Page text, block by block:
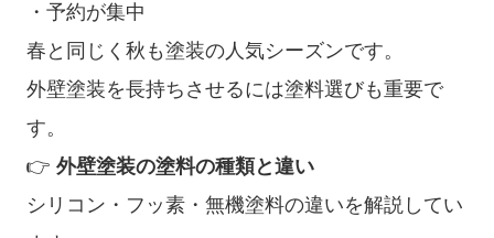
・予約が集中
春と同じく秋も塗装の人気シーズンです。
外壁塗装を長持ちさせるには塗料選びも重要で
す。
👉 外壁塗装の塗料の種類と違い
シリコン・フッ素・無機塗料の違いを解説してい